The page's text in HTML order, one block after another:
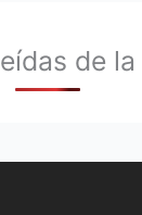
de la